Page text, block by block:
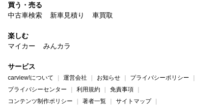
買う・売る
中古車検索
新車見積り 車買取
楽しむ
マイカー
みんカラ
サービス
carview!について 運営会社 お知らせ
プライバシーポリシー
プライバシーセンター
利用規約
免責事項
コンテンツ制作ポリシー
著者一覧 サイトマップ